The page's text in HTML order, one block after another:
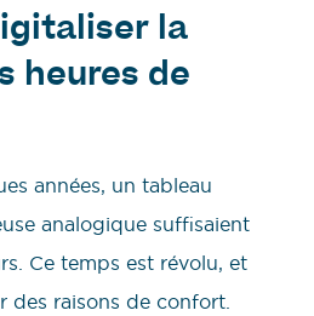
la
heures de
années, un tableau
analogique suffisaient
Ce temps est révolu, et
des raisons de confort.